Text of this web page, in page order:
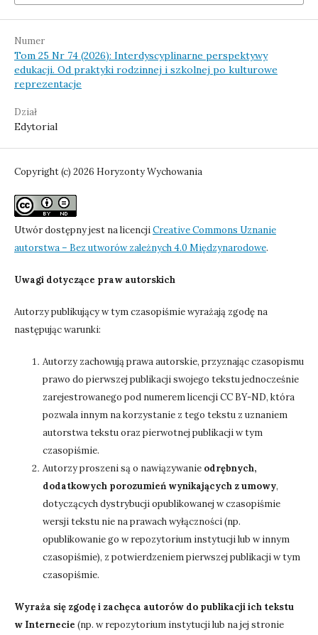
Numer
Tom 25 Nr 74 (2026): Interdyscyplinarne perspektywy
edukacji. Od praktyki rodzinnej i szkolnej po kulturowe
reprezentacje
Dział
Edytorial
Copyright (c) 2026 Horyzonty Wychowania
Utwór dostępny jest na licencjiCreative Commons Uznanie
autorstwa – Bez utworów zależnych 4.0 Międzynarodowe.
Uwagi dotyczące praw autorskich
Autorzy publikujący w tym czasopiśmie wyrażają zgodę na
następując warunki:
Autorzy zachowują prawa autorskie, przyznając czasopismu
prawo do pierwszej publikacji swojego tekstu jednocześnie
zarejestrowanego pod numerem licencji CC BY-ND, która
pozwala innym na korzystanie z tego tekstu z uznaniem
autorstwa tekstu oraz pierwotnej publikacji w tym
czasopiśmie.
Autorzy proszeni są o nawiązywanie odrębnych,
dodatkowych porozumień wynikających z umowy,
dotyczących dystrybucji opublikowanej w czasopiśmie
wersji tekstu nie na prawach wyłączności (np.
opublikowanie go w repozytorium instytucji lub w innym
czasopiśmie), z potwierdzeniem pierwszej publikacji w tym
czasopiśmie.
Wyraża się zgodę i zachęca autorów do publikacji ich tekstu
w Internecie (np. w repozytorium instytucji lub na jej stronie